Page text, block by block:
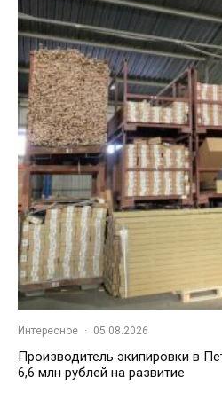
Интересное · 05.08.2026
Производитель экипировки в
6,6 млн рублей на развитие